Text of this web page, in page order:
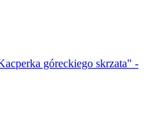
góreckiego skrzata" -